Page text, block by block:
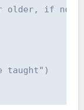
older, if not
taught")